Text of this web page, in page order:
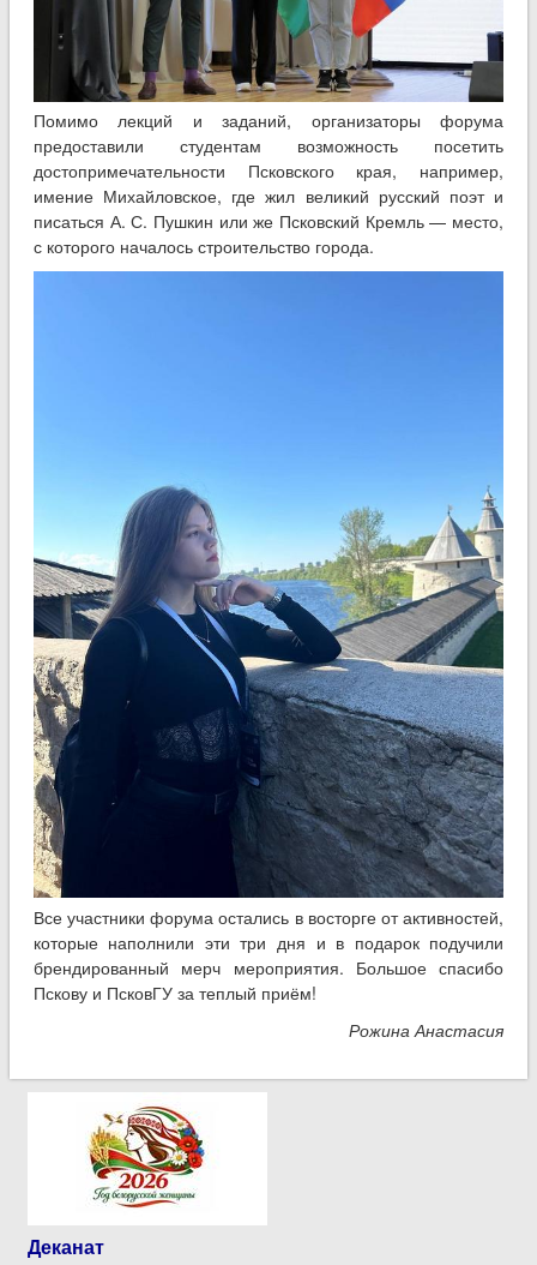
Помимо лекций и заданий, организаторы форума
предоставили студентам возможность посетить
достопримечательности Псковского края, например,
имение Михайловское, где жил великий русский поэт и
писаться А. С. Пушкин или же Псковский Кремль — место,
с которого началось строительство города.
Все участники форума остались в восторге от активностей,
которые наполнили эти три дня и в подарок подучили
брендированный мерч мероприятия. Большое спасибо
Пскову и ПсковГУ за теплый приём!
Рожина Анастасия
Деканат